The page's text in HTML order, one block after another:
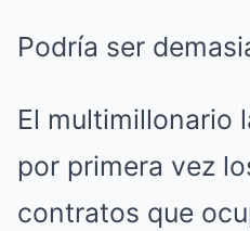
Podría ser
El multimillonario
por primera vez
contratos que